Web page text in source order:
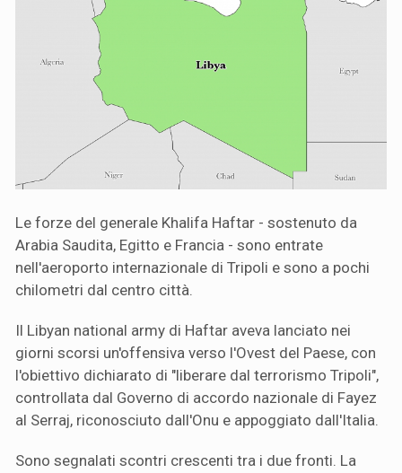
Le forze del generale Khalifa Haftar - sostenuto da
Arabia Saudita, Egitto e Francia - sono entrate
nell'aeroporto internazionale di Tripoli e sono a pochi
chilometri dal centro città.
Il Libyan national army di Haftar aveva lanciato nei
giorni scorsi un'offensiva verso l'Ovest del Paese, con
l'obiettivo dichiarato di "liberare dal terrorismo Tripoli",
controllata dal Governo di accordo nazionale di Fayez
al Serraj, riconosciuto dall'Onu e appoggiato dall'Italia.
Sono segnalati scontri crescenti tra i due fronti. La